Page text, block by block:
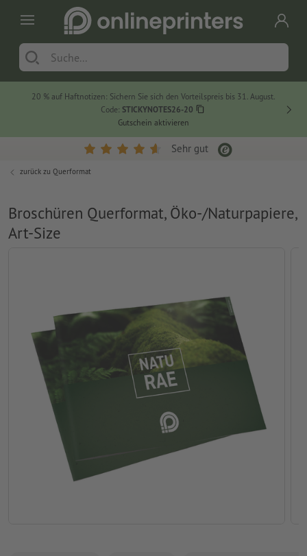
20 % auf Haftnotizen: Sichern Sie sich den Vorteilspreis bis 31. August.
Code: STICKYNOTES26-20
Gutschein aktivieren
Sehr gut
zurück zu Querformat
Broschüren Querformat, Öko-/Naturpapiere,
Art-Size